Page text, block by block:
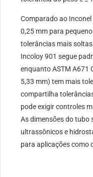
Comparado ao
0,25 mm para
tolerâncias mais
Incoloy 901 segue
enquanto ASTM A671
5,33 mm) tem mais
compartilha
pode exigir controles
As dimensões do tubo
ultrassônicos e
para aplicações como